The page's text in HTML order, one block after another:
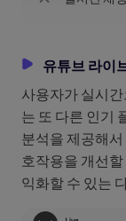
유튜브 라이
사용자가 실시
는 또 다른 인기
분석을 제공해
호작용을 개선
익화할 수 있는